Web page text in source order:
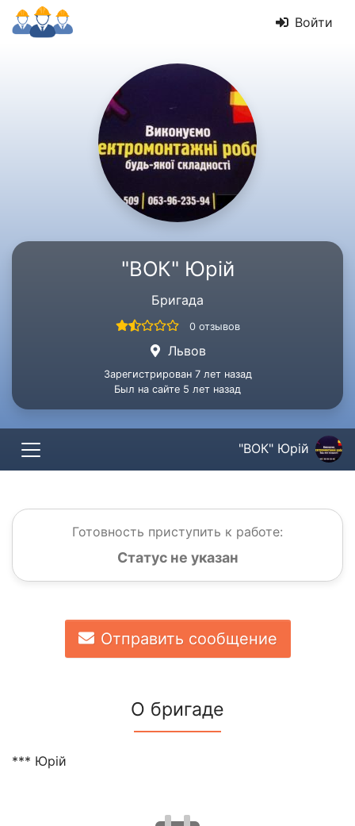
Войти
"ВОК" Юрій
Бригада
0 отзывов
Львов
Зарегистрирован 7 лет назад
Был на сайте 5 лет назад
"ВОК" Юрій
Готовность приступить к работе:
Статус не указан
Отправить сообщение
О бригаде
*** Юрій